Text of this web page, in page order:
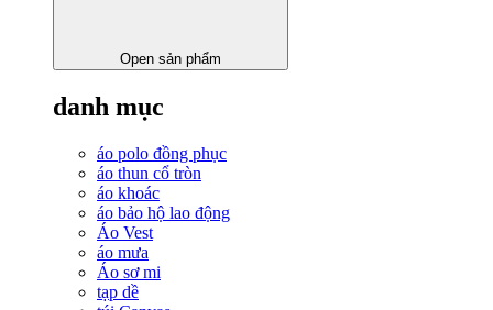
Open sản phẩm
danh mục
áo polo đồng phục
áo thun cổ tròn
áo khoác
áo bảo hộ lao động
Áo Vest
áo mưa
Áo sơ mi
tạp dề